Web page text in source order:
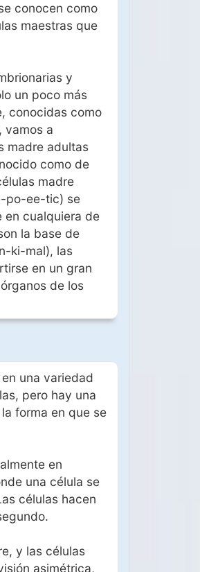
conocen como
maestras que
y
un poco más
conocidas como
vamos a
madre adultas
como de
madre
po-ee-tic) se
en cualquiera de
la base de
ki-mal), las
en un gran
de los
una variedad
pero hay una
forma en que se
en
una célula se
células hacen
y las células
asimétrica,